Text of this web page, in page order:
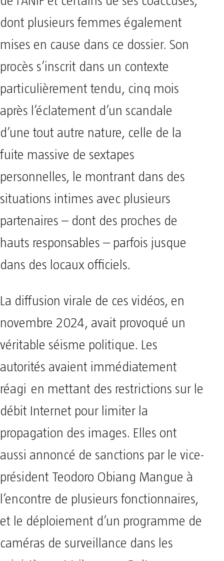
dont plusieurs femmes également
mises en cause dans ce dossier. Son
procès s’inscrit dans un contexte
particulièrement tendu, cinq mois
après l’éclatement d’un scandale
d’une tout autre nature, celle de la
fuite massive de sextapes
personnelles, le montrant dans des
situations intimes avec plusieurs
partenaires – dont des proches de
hauts responsables – parfois jusque
dans des locaux officiels.
La diffusion virale de ces vidéos, en
novembre 2024, avait provoqué un
véritable séisme politique. Les
autorités avaient immédiatement
réagi en mettant des restrictions sur le
débit Internet pour limiter la
propagation des images. Elles ont
aussi annoncé de sanctions par le vice-
président Teodoro Obiang Mangue à
l’encontre de plusieurs fonctionnaires,
et le déploiement d’un programme de
caméras de surveillance dans les